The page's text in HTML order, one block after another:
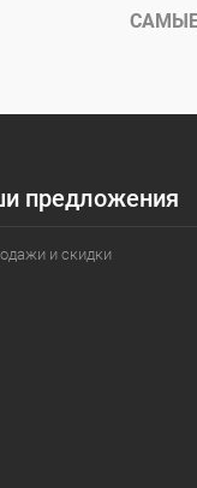
предложения
и скидки